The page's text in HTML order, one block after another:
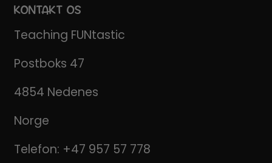
KONTAKT OS
Teaching FUNtastic
Postboks 47
4854 Nedenes
Norge
Telefon: +47 957 57 778